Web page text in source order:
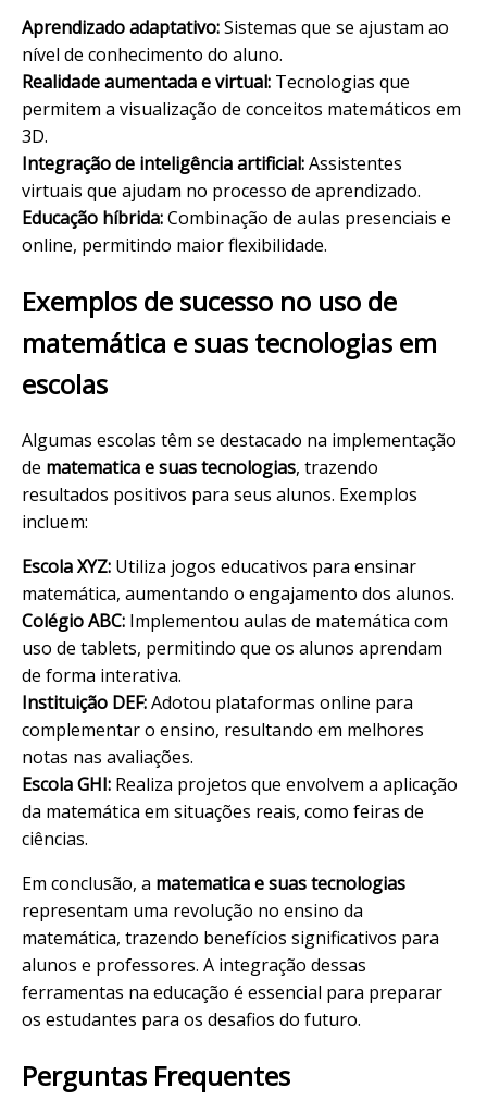
Aprendizado adaptativo:Sistemas que se ajustam ao
nível de conhecimento do aluno.
Realidade aumentada e virtual: Tecnologias que
permitem a visualização de conceitos matemáticos em
3D.
Integração de inteligência artificial:Assistentes
virtuais que ajudam no processo de aprendizado.
Educação híbrida:Combinação de aulas presenciais e
online, permitindo maior flexibilidade.
Exemplos de sucesso no uso de
matemática e suas tecnologias em
escolas
Algumas escolas têm se destacado na implementação
de matematica e suas tecnologias, trazendo
resultados positivos para seus alunos. Exemplos
incluem:
Escola XYZ: Utiliza jogos educativos para ensinar
matemática, aumentando o engajamento dos alunos.
Colégio ABC: Implementou aulas de matemática com
uso de tablets, permitindo que os alunos aprendam
de forma interativa.
Instituição DEF:Adotou plataformas online para
complementar o ensino, resultando em melhores
notas nas avaliações.
Escola GHI: Realiza projetos que envolvem a aplicação
da matemática em situações reais, como feiras de
ciências.
Em conclusão, a matematica e suas tecnologias
representam uma revolução no ensino da
matemática, trazendo benefícios significativos para
alunos e professores. A integração dessas
ferramentas na educação é essencial para preparar
os estudantes para os desafios do futuro.
Perguntas Frequentes